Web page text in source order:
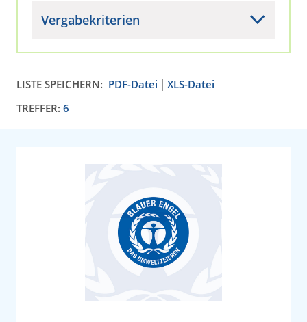
Vergabekriterien
LISTE SPEICHERN: PDF-Datei
XLS-Datei
TREFFER: 6